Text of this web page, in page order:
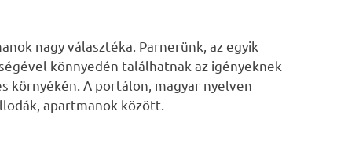
nagy választéka. Parnerünk, az egyik
könnyedén találhatnak az igényeknek
környékén. A portálon, magyar nyelven
apartmanok között.